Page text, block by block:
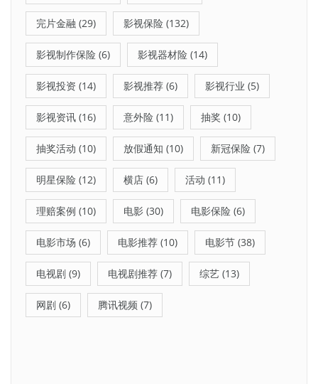
完片金融 (29) 影视保险 (132)
影视制作保险 (6) 影视器材险 (14)
影视投资 (14) 影视推荐 (6) 影视行业 (5)
影视资讯 (16) 意外险 (11) 抽奖 (10)
抽奖活动 (10) 放假通知 (10) 新冠保险 (7)
明星保险 (12) 横店 (6) 活动 (11)
理赔案例 (10) 电影 (30) 电影保险 (6)
电影市场 (6) 电影推荐 (10) 电影节 (38)
电视剧 (9) 电视剧推荐 (7) 综艺 (13)
网剧 (6) 腾讯视频 (7)